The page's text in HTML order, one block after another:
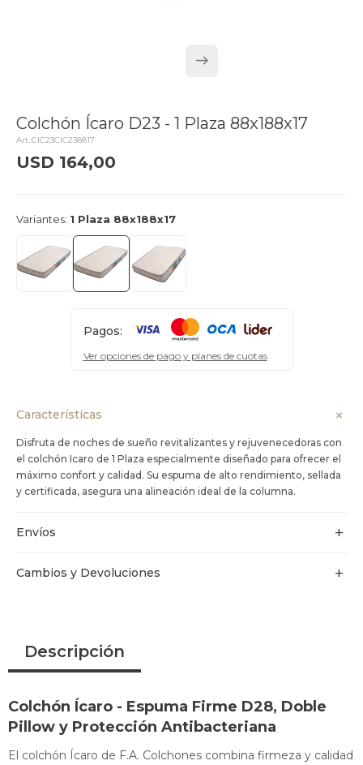
Colchón Ícaro D23 - 1 Plaza 88x188x17
CIC23CIC238817
USD 164,00
Variantes: 1 Plaza 88x188x17
Pagos:
Ver opciones de pago y planes de cuotas
Características
Disfruta de noches de sueño revitalizantes y rejuvenecedoras con
el colchón Icaro de 1 Plaza especialmente diseñado para ofrecer el
máximo confort y calidad. Su espuma de alto rendimiento, sellada
y certificada, asegura una alineación ideal de la columna.
Envíos
Cambios y Devoluciones
Descripción
Colchón Ícaro - Espuma Firme D28, Doble
Pillow y Protección Antibacteriana
El colchón Ícaro de F.A. Colchones combina firmeza y calidad